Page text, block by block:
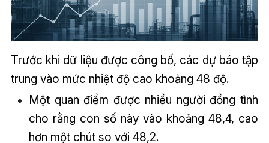
Trước khi dữ liệu được công bố, các dự báo tập
trung vào mức nhiệt độ cao khoảng 48 độ.
Một quan điểm được nhiều người đồng tình
cho rằng con số này vào khoảng 48,4, cao
hơn một chút so với 48,2.